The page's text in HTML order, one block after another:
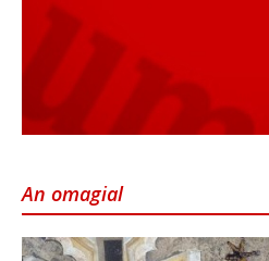
An omagial